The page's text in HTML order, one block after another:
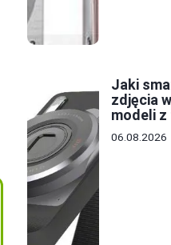
Jaki
zdjęcia
modeli
06.08.2026